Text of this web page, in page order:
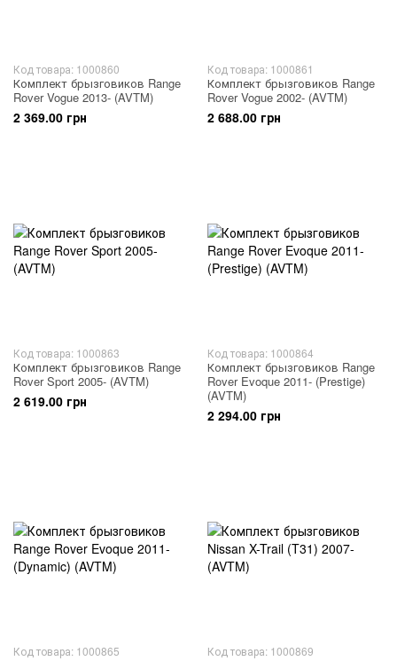
Код товара: 1000860
Комплект брызговиков Range
Rover Vogue 2013- (AVTM)
2 369.00 грн
Код товара: 1000861
Комплект брызговиков Range
Rover Vogue 2002- (AVTM)
2 688.00 грн
Код товара: 1000863
Комплект брызговиков Range
Rover Sport 2005- (AVTM)
2 619.00 грн
Код товара: 1000864
Комплект брызговиков Range
Rover Evoque 2011- (Prestige)
(AVTM)
2 294.00 грн
Код товара: 1000865 Код товара: 1000869